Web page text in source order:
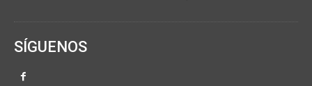
SÍGUENOS